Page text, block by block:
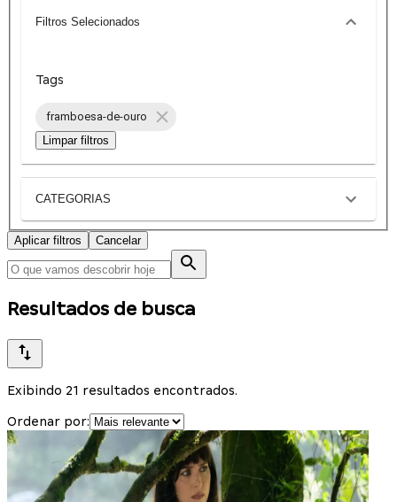
Filtros Selecionados
Tags
framboesa-de-ouro
Limpar filtros
CATEGORIAS
Aplicar filtros Cancelar
Resultados de busca
Exibindo 21 resultados encontrados.
Ordenar por: